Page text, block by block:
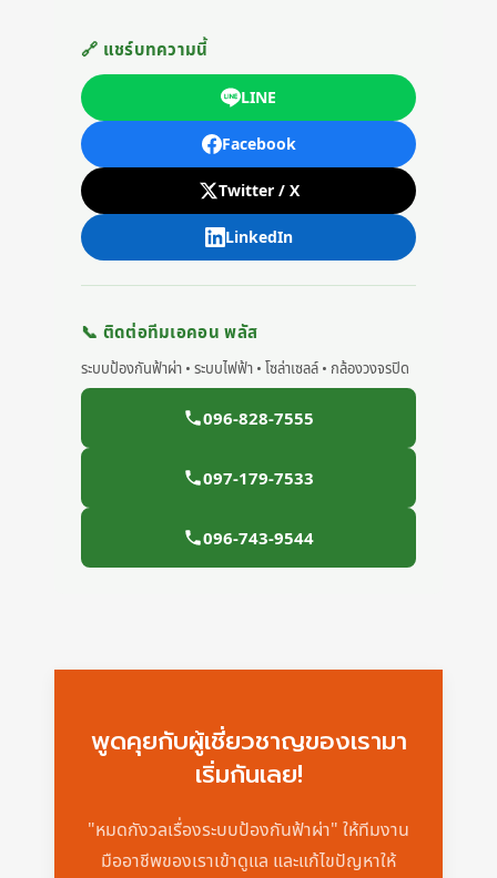
🔗 แชร์บทความนี้
LINE
Facebook
Twitter / X
LinkedIn
📞 ติดต่อทีมเอคอน พลัส
ระบบป้องกันฟ้าผ่า • ระบบไฟฟ้า • โซล่าเซลล์ • กล้องวงจรปิด
096-828-7555
097-179-7533
096-743-9544
พูดคุยกับผู้เชี่ยวชาญของเรามา
เริ่มกันเลย!
"หมดกังวลเรื่องระบบป้องกันฟ้าผ่า" ให้ทีมงาน
มืออาชีพของเราเข้าดูแล และแก้ไขปัญหาให้